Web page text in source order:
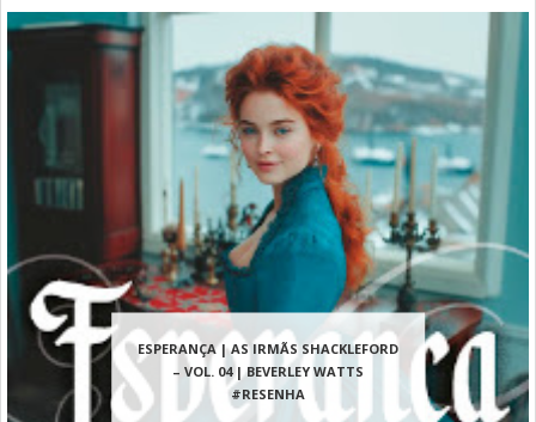
ESPERANÇA | AS IRMÃS SHACKLEFORD
– VOL. 04 | BEVERLEY WATTS
#RESENHA